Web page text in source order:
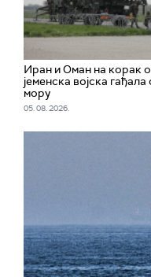
Иран и Оман на корак
jеменска војска
мору
05. 08. 2026.